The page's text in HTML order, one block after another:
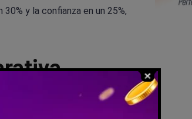
y la confianza en un 25%,